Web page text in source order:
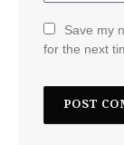
Save my
for the next